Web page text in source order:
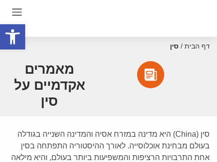
דף הבית / סין
מאמרים
אקדמיים על
סין
סין (China) היא מדינה במזרח אסיה והמדינה השנייה בגודלה
בעולם מבחינת אוכלוסייה. לאורך ההיסטוריה התפתחה בסין
אחת התרבויות הרציפות והמשפיעות ביותר בעולם, והיא מילאה
פתח